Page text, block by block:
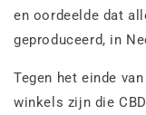
en oordeelde dat
geproduceerd, in
Tegen het einde
winkels zijn die